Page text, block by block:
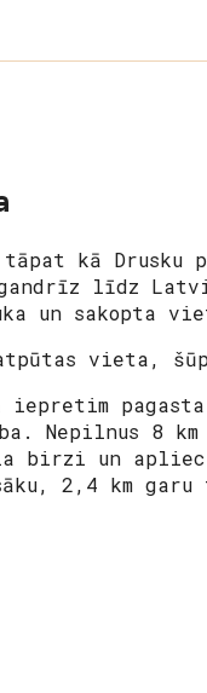
kā
līdz
un sakopta
vieta,
iepretim
Nepilnus 8
birzi un
2,4 km garu